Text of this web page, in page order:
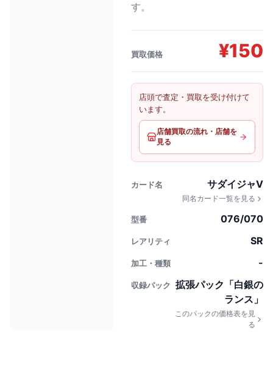
す。
買取価格 ¥150
店頭で査定・買取を受け付けて
います。
店舗買取の流れ・店舗を
見る
カード名 サダイジャV
同名カード一覧を見る
型番 076/070
レアリティ SR
加工・種類 -
収録パック
拡張パック「白銀の
ランス」
このパックの価格表を見
る